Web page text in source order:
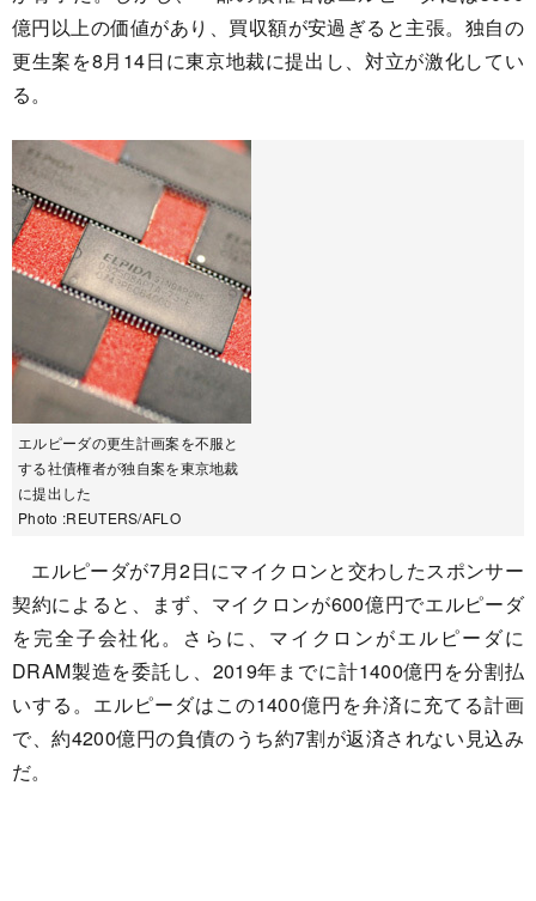
億円以上の価値があり、買収額が安過ぎると主張。独自の
更生案を8月14日に東京地裁に提出し、対立が激化してい
る。
エルピーダの更生計画案を不服と
する社債権者が独自案を東京地裁
に提出した
Photo :REUTERS/AFLO
エルピーダが7月2日にマイクロンと交わしたスポンサー
契約によると、まず、マイクロンが600億円でエルピーダ
を完全子会社化。さらに、マイクロンがエルピーダに
DRAM製造を委託し、2019年までに計1400億円を分割払
いする。エルピーダはこの1400億円を弁済に充てる計画
で、約4200億円の負債のうち約7割が返済されない見込み
だ。